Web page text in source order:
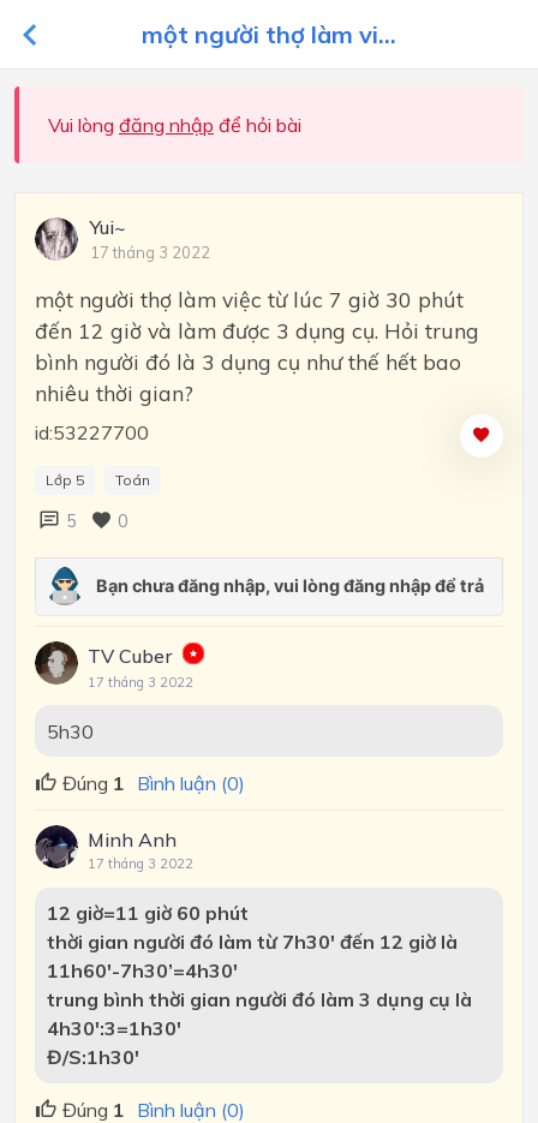
một người thợ làm vi...
Vui lòng đăng nhập để hỏi bài
Yui~
17 tháng 3 2022
một người thợ làm việc từ lúc 7 giờ 30 phút
đến 12 giờ và làm được 3 dụng cụ. Hỏi trung
bình người đó là 3 dụng cụ như thế hết bao
nhiêu thời gian?
id:53227700
Lớp 5 Toán
5 0
TV Cuber
17 tháng 3 2022
5h30
Đúng 1 Bình luận (0)
Minh Anh
17 tháng 3 2022
12 giờ=11 giờ 60 phút
thời gian người đó làm từ 7h30′ đến 12 giờ là
11h60′-7h30’=4h30′
trung bình thời gian người đó làm 3 dụng cụ là
4h30′:3=1h30′
Đ/S:1h30′
Đúng 1 Bình luận (0)